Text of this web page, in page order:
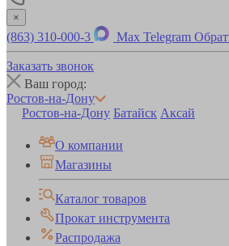
×
(863) 310-000-3 Max Telegram
Заказать звонок
Ваш город:
Ростов-на-Дону
Ростов-на-Дону Батайск Аксай
О компании
Магазины
Каталог товаров
Прокат инструмента
Распродажа